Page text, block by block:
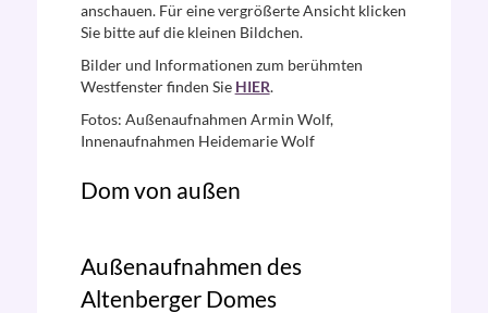
anschauen. Für eine vergrößerte Ansicht klicken
Sie bitte auf die kleinen Bildchen.
Bilder und Informationen zum berühmten
Westfenster finden Sie HIER.
Fotos: Außenaufnahmen Armin Wolf,
Innenaufnahmen Heidemarie Wolf
Dom von außen
Außenaufnahmen des
Altenberger Domes